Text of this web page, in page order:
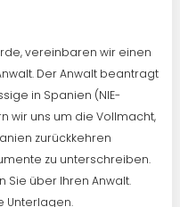
vereinbaren wir einen
Der Anwalt beantragt
in Spanien (NIE-
wir uns um die Vollmacht,
zurückkehren
zu unterschreiben.
Sie über Ihren Anwalt.
Unterlagen.